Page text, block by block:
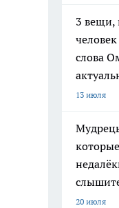
3 вещи,
слова
13 июля
20 июля